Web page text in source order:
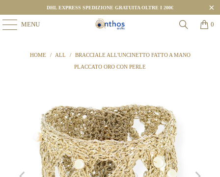
DHL EXPRESS SPEDIZIONE GRATUITA OLTRE I 200€
MENU 0
HOME / ALL /
BRACCIALE ALL'UNCINETTO FATTO A MANO
PLACCATO ORO CON PERLE